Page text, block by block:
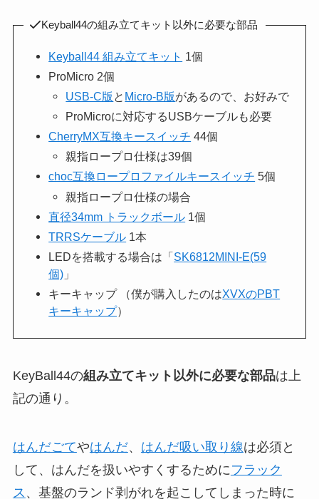
Keyball44の組み立てキット以外に必要な部品
Keyball44 組み立てキット 1個
ProMicro 2個
USB-C版 と Micro-B版があるので、お好みで
ProMicroに対応するUSBケーブルも必要
CherryMX互換キースイッチ 44個
親指ロープロ仕様は39個
choc互換ロープロファイルキースイッチ 5個
親指ロープロ仕様の場合
直径34mm トラックボール 1個
TRRSケーブル 1本
LEDを搭載する場合は「SK6812MINI-E(59
個) 」
キーキャップ （僕が購入したのはXVXのPBT
キーキャップ）
KeyBall44の組み立てキット以外に必要な部品は上
記の通り。
はんだごてやはんだ、 はんだ吸い取り線は必須と
して、はんだを扱いやすくするために フラック
ス 、基盤のランド剥がれを起こしてしまった時に